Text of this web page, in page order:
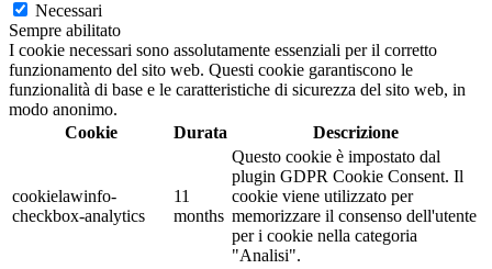
Necessari
Sempre abilitato
I cookie necessari sono assolutamente essenziali per il corretto
funzionamento del sito web. Questi cookie garantiscono le
funzionalità di base e le caratteristiche di sicurezza del sito web, in
modo anonimo.
Cookie
Durata Descrizione
cookielawinfo-
checkbox-analytics
11
months
Questo cookie è impostato dal
plugin GDPR Cookie Consent. Il
cookie viene utilizzato per
memorizzare il consenso dell'utente
per i cookie nella categoria
"Analisi".